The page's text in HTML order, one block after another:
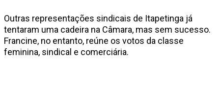
Outras representações sindicais de Itapetinga já
tentaram uma cadeira na Câmara, mas sem sucesso.
Francine, no entanto, reúne os votos da classe
feminina, sindical e comerciária.